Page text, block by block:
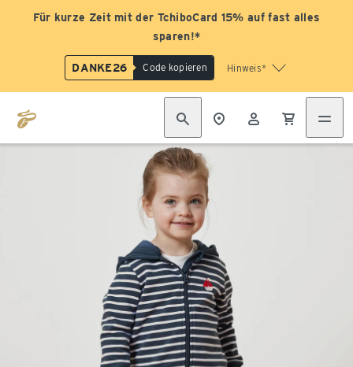
Für kurze Zeit mit der TchiboCard 15% auf fast alles
sparen!*
DANKE26 Code kopieren Hinweis*